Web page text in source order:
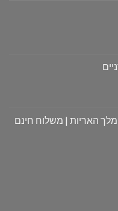
האריות | משלוח חינם